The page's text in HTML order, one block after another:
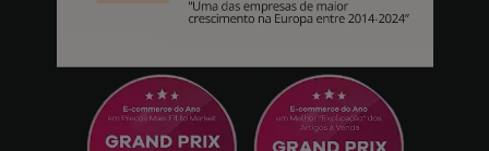
resposta da powerplanet. Pedido n°:
Ricardo Sousa